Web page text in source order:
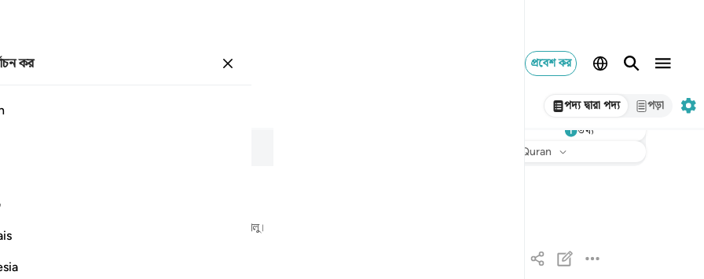
প্রবেশ কর
কর
পদ্য দ্বারা পদ্য পড়া
এবং প্রতিবর্ণীকরণ সহ।
তথ্য
: Taisirul Quran
আল্লাহর নামে শুরু করছি, যিনি পরম করুণাময়, অতি দয়ালু।